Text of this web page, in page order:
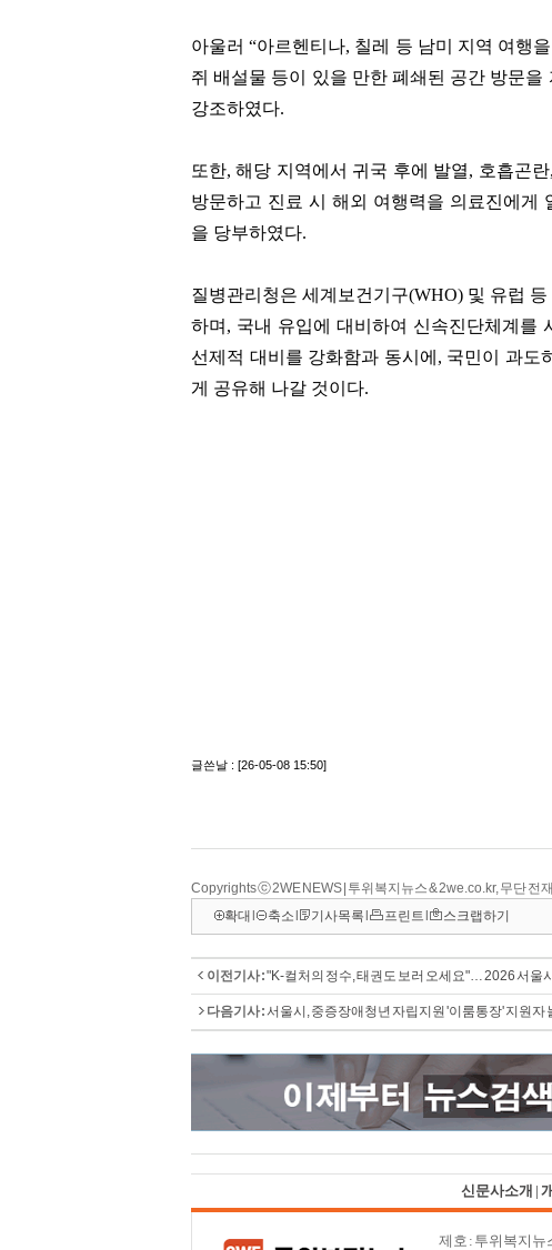
Copyrights ⓒ 2WE NEWS | 투위복지뉴스 & 2we.co.kr, 무단 전재
확대
축소 기사목록 프린트 스크랩하기
이전기사 :"K-컬처의 정수, 태권도 보러 오세요"… 2026 서울
다음기사 :서울시, 중증장애청년 자립지원 '이룸통장' 지원자
신문사소개 |
제호 : 투위복지뉴